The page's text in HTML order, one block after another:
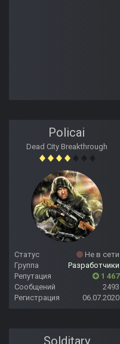
Policai
Dead City Breakthrough
Статус
Не в сети
Группа
Разработчики
Репутация
1 467
Сообщений
2493
Регистрация
06.07.2020